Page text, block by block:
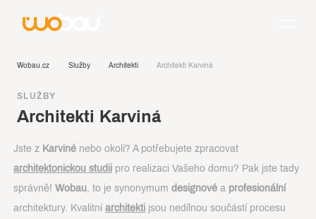
Wobau.cz Služby Architekti Architekti Karviná
SLUŽBY
Architekti Karviná
Jste z Karviné nebo okolí? A potřebujete zpracovat
architektonickou studii pro realizaci Vašeho domu? Pak jste tady
správně! Wobau, to je synonymum designové a profesionální
architektury. Kvalitní architekti jsou nedílnou součástí procesu